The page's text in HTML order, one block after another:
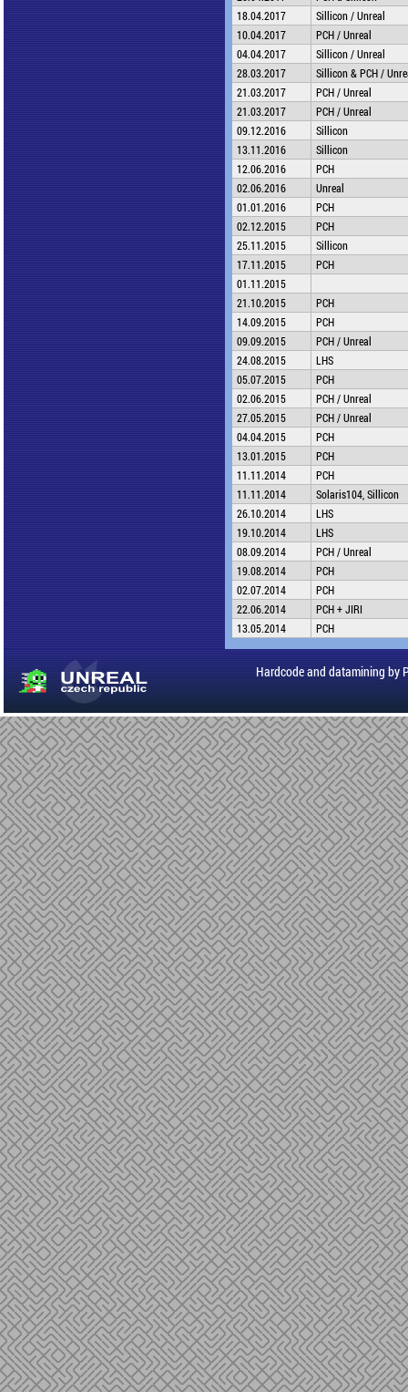
18.04.2017
Sillicon / Unreal
10.04.2017
PCH / Unreal
04.04.2017
Sillicon / Unreal
28.03.2017
Sillicon & PCH /
21.03.2017
PCH / Unreal
21.03.2017
PCH / Unreal
09.12.2016
Sillicon
13.11.2016
Sillicon
12.06.2016
PCH
02.06.2016
Unreal
01.01.2016
PCH
02.12.2015
PCH
25.11.2015
Sillicon
17.11.2015
PCH
01.11.2015
21.10.2015
PCH
14.09.2015
PCH
09.09.2015
PCH / Unreal
24.08.2015
LHS
05.07.2015
PCH
02.06.2015
PCH / Unreal
27.05.2015
PCH / Unreal
04.04.2015
PCH
13.01.2015
PCH
11.11.2014
PCH
11.11.2014
Solaris104, Sillicon
26.10.2014
LHS
19.10.2014
LHS
08.09.2014
PCH / Unreal
19.08.2014
PCH
02.07.2014
PCH
22.06.2014
PCH + JIRI
13.05.2014
PCH
Hardcode and datamining by